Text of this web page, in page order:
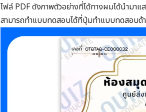
ไฟล์ PDF ดังภาพตัวอย่างที่ได้ทางผมได้นำมา
สามารถทำแบบทดสอบได้ที่ปุ่มทำแบบทดสอบด้